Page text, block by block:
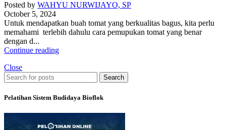
Posted by WAHYU NURWIJAYO, SP
October 5, 2024
Untuk mendapatkan buah tomat yang berkualitas bagus, kita perlu
memahami terlebih dahulu cara pemupukan tomat yang benar
dengan d...
Continue reading
Close
Search
Pelatihan Sistem Budidaya Bioflok